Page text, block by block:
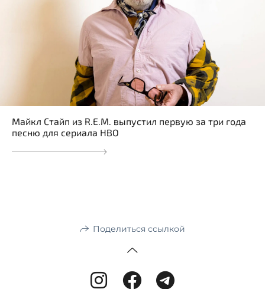
Майкл Стайп из R.E.M. выпустил первую за три года
песню для сериала HBO
Поделиться ссылкой